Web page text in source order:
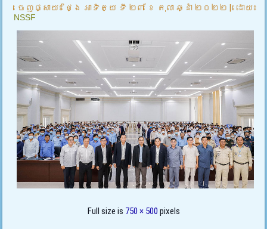
ចេញផ្សាយ៖ ថ្ងៃ អាទិត្យ ទី ២៣ ខែ តុលា ឆ្នាំ ២០២២ | ដោយ៖
NSSF
Full size is 750 × 500 pixels